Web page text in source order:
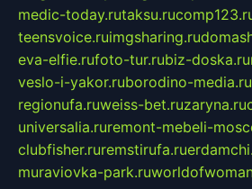
medic-today.rutaksu.ru
teensvoice.ruimgsharing.ru
eva-elfie.rufoto-tur.rubiz-doska.ru
veslo-i-yakor.ruborodino-media.ru
regionufa.ruweiss-bet.ruzaryna.ru
universalia.ruremont-mebeli-
clubfisher.ruremstirufa.ru
muraviovka-park.ru